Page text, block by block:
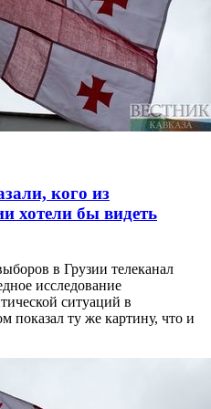
кого из
хотели бы видеть
в Грузии телеканал
исследование
ситуаций в
показал ту же картину, что и